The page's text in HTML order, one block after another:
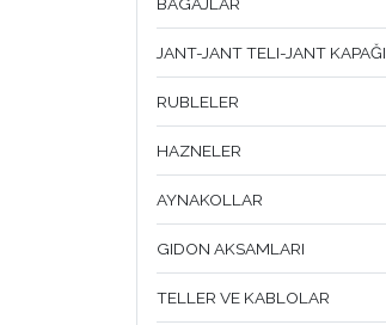
JANT-JANT TELI-JANT KAPAĞI
RUBLELER
HAZNELER
AYNAKOLLAR
GIDON AKSAMLARI
TELLER VE KABLOLAR